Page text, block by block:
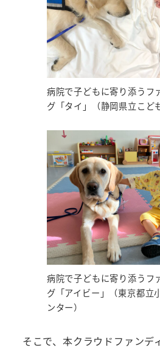
病院で子どもに寄り添うフ
グ「タイ」（静岡県立こど
病院で子どもに寄り添うフ
グ「アイビー」（東京都立
ンター）
そこで、本クラウドファンデ